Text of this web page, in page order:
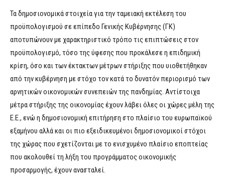
Τα δημοσιονομικά στοιχεία για την ταμειακή εκτέλεση του
προϋπολογισμού σε επίπεδο Γενικής Κυβέρνησης (ΓΚ)
αποτυπώνουν με χαρακτηριστικό τρόπο τις επιπτώσεις στον
προϋπολογισμό, τόσο της ύφεσης που προκάλεσε η επιδημική
κρίση, όσο και των έκτακτων μέτρων στήριξης που υιοθετήθηκαν
από την κυβέρνηση με στόχο τον κατά το δυνατόν περιορισμό των
αρνητικών οικονομικών συνεπειών της πανδημίας. Αντίστοιχα
μέτρα στήριξης της οικονομίας έχουν λάβει όλες οι χώρες μέλη της
Ε.Ε., ενώ η δημοσιονομική επιτήρηση στο πλαίσιο του ευρωπαϊκού
εξαμήνου αλλά και οι πιο εξειδικευμένοι δημοσιονομικοί στόχοι
της χώρας που σχετίζονται με το ενισχυμένο πλαίσιο εποπτείας
που ακολουθεί τη λήξη του προγράμματος οικονομικής
προσαρμογής, έχουν ανασταλεί.